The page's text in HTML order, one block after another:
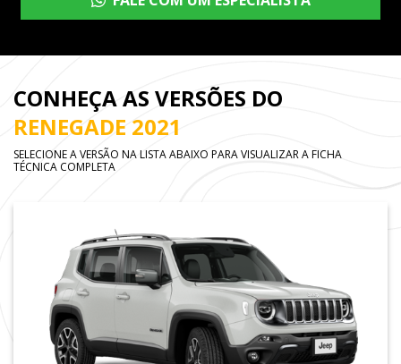
CONHEÇA AS VERSÕES DO
RENEGADE 2021
SELECIONE A VERSÃO NA LISTA ABAIXO PARA VISUALIZAR A FICHA
TÉCNICA COMPLETA